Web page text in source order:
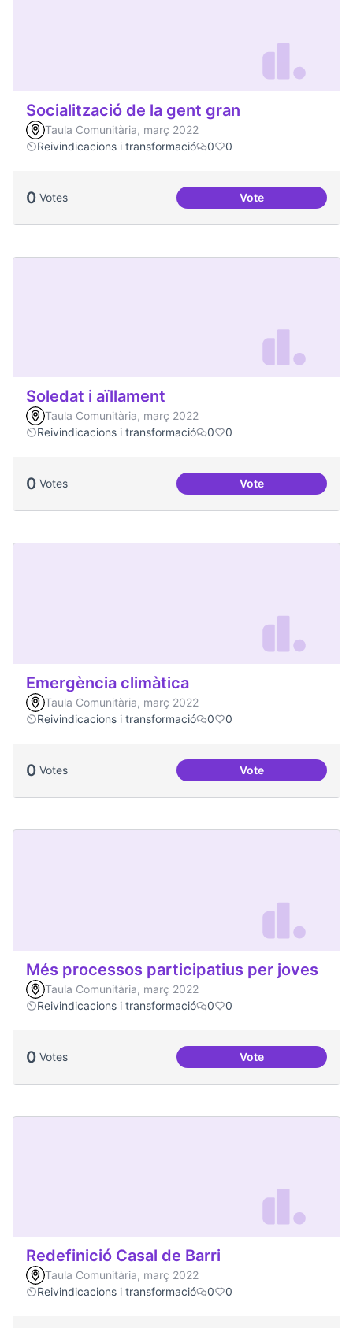
Socialització de la gent gran
Taula Comunitària, març 2022
Reivindicacions i transformació
0 0
0 Votes VoteSocialització de la
Soledat i aïllament
Taula Comunitària, març 2022
Reivindicacions i transformació
0 0
0 Votes VoteSoledat i aïllament
Emergència climàtica
Taula Comunitària, març 2022
Reivindicacions i transformació
0 0
0 Votes VoteEmergència
Més processos participatius per joves
Taula Comunitària, març 2022
Reivindicacions i transformació
0 0
0 Votes VoteMés processos
Redefinició Casal de Barri
Taula Comunitària, març 2022
Reivindicacions i transformació
0 0